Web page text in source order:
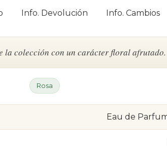
Info. Devolución Info. Cambios
la colección con un carácter floral afrutado.
Rosa
Eau de